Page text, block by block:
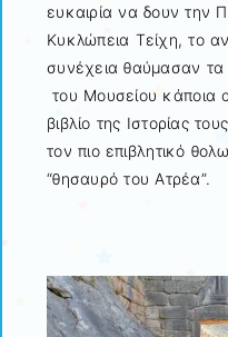
ευκαιρία να δουν την
Κυκλώπεια Τείχη, το
συνέχεια θαύμασαν
του Μουσείου κάποια
βιβλίο της Ιστορίας
τον πιο επιβλητικό
“θησαυρό του Ατρέα”.